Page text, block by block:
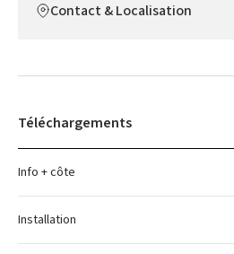
Contact & Localisation
Téléchargements
Info + côte
Installation